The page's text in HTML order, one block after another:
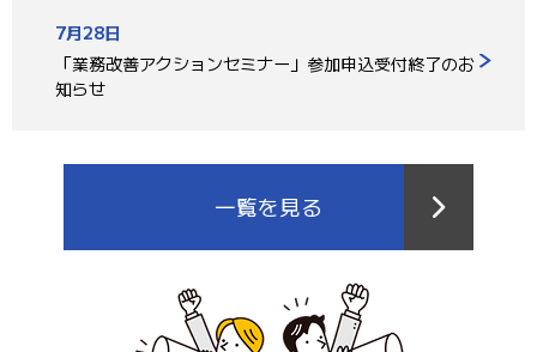
7月28日
「業務改善アクションセミナー」参加申込受付終了のお
知らせ
一覧を見る